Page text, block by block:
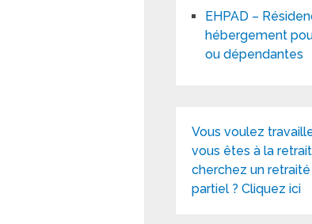
EHPAD –
hébergement
ou dépendantes
Vous voulez
vous êtes à la
cherchez un
partiel ? Cliquez ici